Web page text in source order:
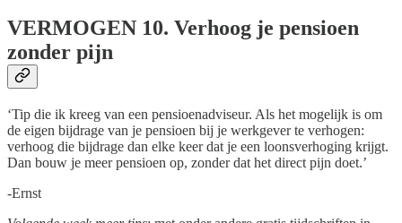
VERMOGEN 10. Verhoog je pensioen
zonder pijn
‘Tip die ik kreeg van een pensioenadviseur. Als het mogelijk is om
de eigen bijdrage van je pensioen bij je werkgever te verhogen:
verhoog die bijdrage dan elke keer dat je een loonsverhoging krijgt.
Dan bouw je meer pensioen op, zonder dat het direct pijn doet.’
-Ernst